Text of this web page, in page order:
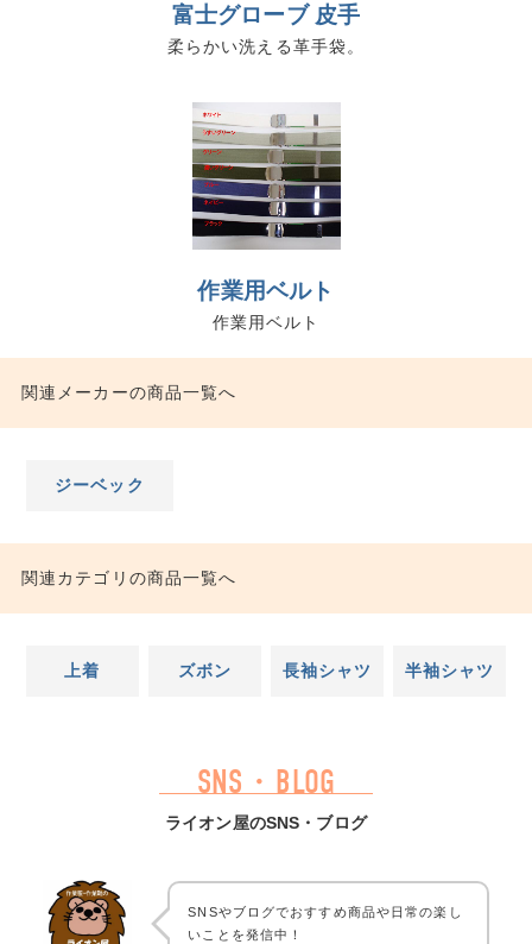
富士グローブ 皮手
柔らかい洗える革手袋。
作業用ベルト
作業用ベルト
関連メーカーの商品一覧へ
ジーベック
関連カテゴリの商品一覧へ
上着 ズボン 長袖シャツ 半袖シャツ
SNS・BLOG
ライオン屋のSNS・ブログ
SNSやブログでおすすめ商品や日常の楽し
いことを発信中！